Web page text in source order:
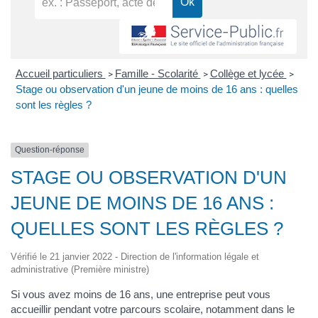
Accueil particuliers > Famille - Scolarité > Collège et lycée >
Stage ou observation d'un jeune de moins de 16 ans : quelles
sont les règles ?
Question-réponse
STAGE OU OBSERVATION D'UN
JEUNE DE MOINS DE 16 ANS :
QUELLES SONT LES RÈGLES ?
Vérifié le 21 janvier 2022 - Direction de l'information légale et
administrative (Première ministre)
Si vous avez moins de 16 ans, une entreprise peut vous
accueillir pendant votre parcours scolaire, notamment dans le